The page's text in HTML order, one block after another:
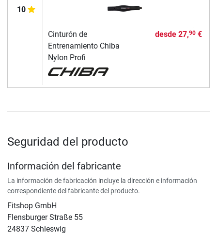
10
Cinturón de
Entrenamiento Chiba
Nylon Profi
desde 27,90€
Seguridad del producto
Información del fabricante
La información de fabricación incluye la dirección e información
correspondiente del fabricante del producto.
Fitshop GmbH
Flensburger Straße 55
24837 Schleswig